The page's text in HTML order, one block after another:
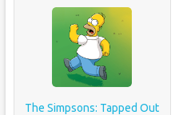
The Simpsons: Tapped Out